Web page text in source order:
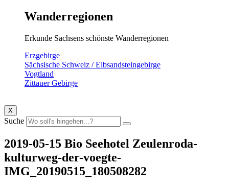
Wanderregionen
Erkunde Sachsens schönste Wanderregionen
Erzgebirge
Sächsische Schweiz / Elbsandsteingebirge
Vogtland
Zittauer Gebirge
X
Suche
2019-05-15 Bio Seehotel Zeulenroda-
kulturweg-der-voegte-
IMG_20190515_180508282